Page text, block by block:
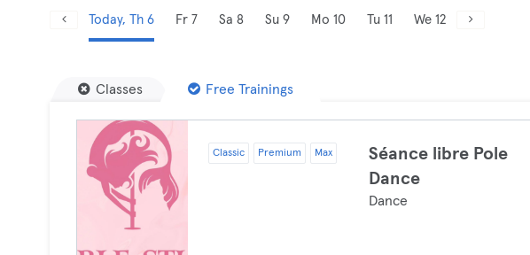
Today, Th 6 Fr 7 Sa 8 Su 9 Mo 10 Tu 11 We 12
Classes Free Trainings
Classic Premium Max
Séance libre Pole
Dance
Dance